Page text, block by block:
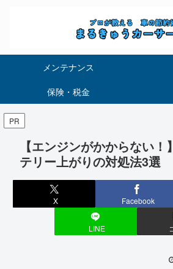
メンテナンス
保険・税金
PR
【エンジンがかからない
テリー上がりの対処法3選
X Facebook
LINE